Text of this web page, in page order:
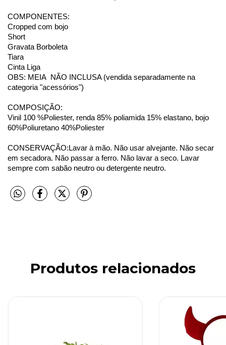
COMPONENTES:
Cropped com bojo
Short
Gravata Borboleta
Tiara
Cinta Liga
OBS: MEIA NÃO INCLUSA (vendida separadamente na
categoria "acessórios")
COMPOSIÇÃO:
Vinil 100 %Poliester, renda 85% poliamida 15% elastano, bojo
60%Poliuretano 40%Poliester
CONSERVAÇÃO:Lavar à mão. Não usar alvejante. Não secar
em secadora. Não passar a ferro. Não lavar a seco. Lavar
sempre com sabão neutro ou detergente neutro.
Produtos relacionados